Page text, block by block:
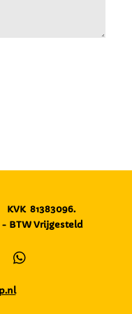
KVK 81383096.
- BTW Vrijgesteld
W